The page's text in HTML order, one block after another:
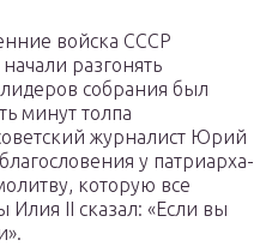
войска СССР
разгонять
собрания был
минут толпа
журналист Юрий
у патриарха-
которую все
Илия II сказал: «Если вы